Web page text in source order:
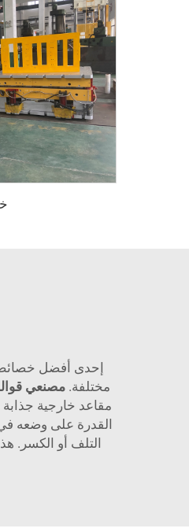
مختلفة. مصنعي
القدرة على وضعه في
التلف أو الكسر.